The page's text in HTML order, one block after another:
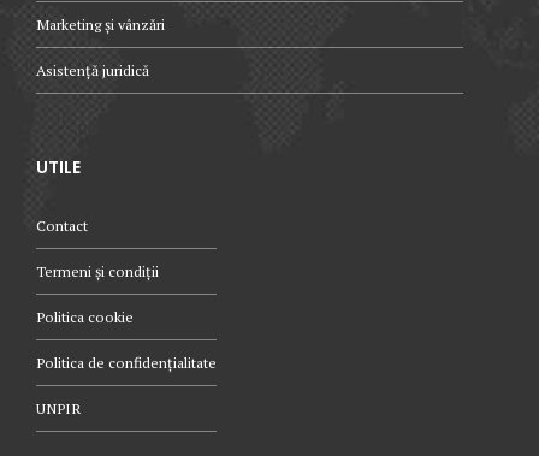
Marketing și vânzări
Asistență juridică
UTILE
Contact
Termeni și condiții
Politica cookie
Politica de confidențialitate
UNPIR